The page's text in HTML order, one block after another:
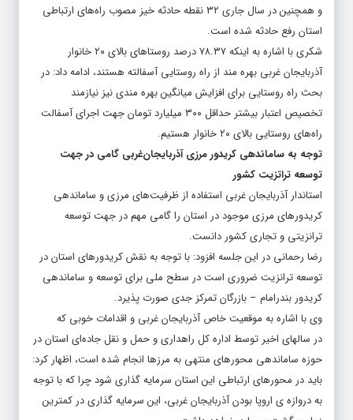
و همچنین در سال جاری ۳۲ نقطه حادثه خیز مصوب راه‌های ارتباطی
استان رفع حادثه شده است.
شکری با اشاره به اینکه ۷۸.۳۷ درصد روستاهای بالای ۲۰ خانوار
آذربایجان غربی بهره مند از راه روستایی آسفالته هستند، ادامه داد: در
بحث راه روستایی برای افزایش میانگین بهره مندی نیز نیازمند
تخصیص اعتبار بیشتر حداقل ۳۰۰ میلیارد تومان جهت اجرای آسفالت
راه‌های روستایی بالای ۲۰ خانوار هستیم.
توجه به ساماندهی کریدور مرزی آذربایجان‌غربی گامی در جهت
توسعه تراتزیت کشور
استاندار آذربایجان غربی استفاده از ظرفیت‌های مرزی و ساماندهی
کریدورهای مرزی موجود در استان را گامی مهم در جهت توسعه
ترانزیتی و تجاری کشور دانست.
رضا رحمانی در این جلسه افزود: با توجه به نقش کریدورهای استان در
توسعه ترانزیت ضروری است در سطح ملی برای توسعه و ساماندهی
کریدور بندرامام – بازرگان تمرکز جدی صورت پذیرد.
وی با اشاره به موقعیت خاص آذربایجان غربی و اقدامات خوبی که
در سالهای اخیر توسط اداره کل راهداری و حمل و نقل جاده‌ای استان در
حوزه ساماندهی محورهای منتهی به مرزها انجام شده است، اظهار کرد:
باید در محورهای ارتباطی این استان سرمایه گذاری شود چرا که با توجه
به دروازه ی اروپا بودن آذربایجان غربی، این سرمایه گذاری در کمترین